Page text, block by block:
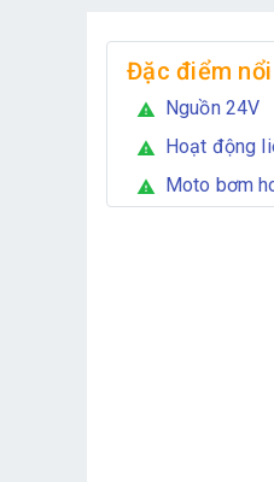
Đặc điểm
warning Nguồn 24V
warning Hoạt động
warning Moto bơm